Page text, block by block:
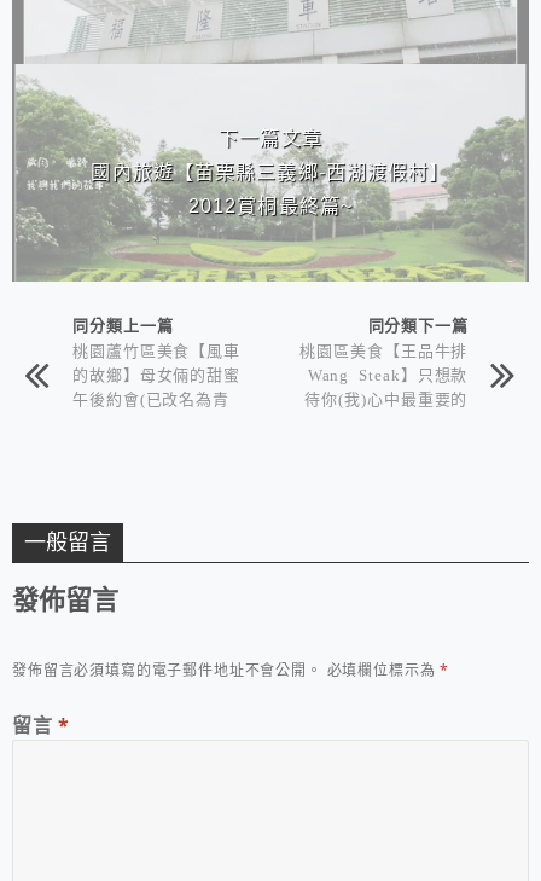
下一篇文章
國內旅遊【苗栗縣三義鄉-西湖渡假村】
2012賞桐最終篇~
同分類上一篇
桃園蘆竹區美食【風車
的故鄉】母女倆的甜蜜
午後約會(已改名為青
同分類下一篇
桃園區美食【王品牛排
Wang Steak】只想款
待你(我)心中最重要的
一般留言
發佈留言
發佈留言必須填寫的電子郵件地址不會公開。 必填欄位標示為*
留言 *